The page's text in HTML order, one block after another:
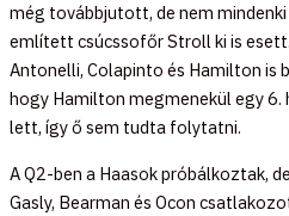
még továbbjutott, de nem
említett csúcssofőr Stroll ki is
Antonelli, Colapinto és Hamilton is
hogy Hamilton megmenekül egy
lett, így ő sem tudta folytatni.
A Q2-ben a Haasok próbálkoztak,
Gasly, Bearman és Ocon